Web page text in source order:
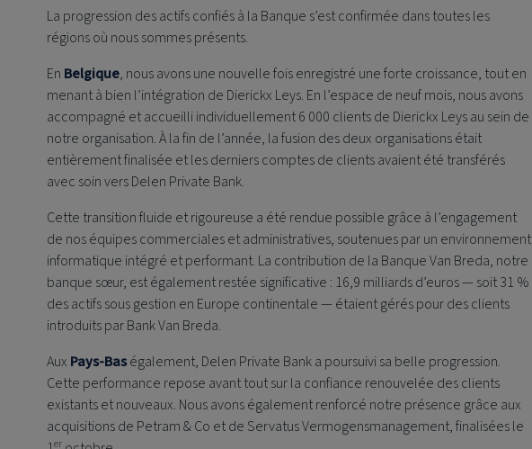
La progression des actifs confiés à la Banque s’est confirmée dans toutes les
régions où nous sommes présents.
En Belgique, nous avons une nouvelle fois enregistré une forte croissance, tout en
menant à bien l’intégration de Dierickx Leys. En l’espace de neuf mois, nous avons
accompagné et accueilli individuellement 6 000 clients de Dierickx Leys au sein de
notre organisation. À la fin de l’année, la fusion des deux organisations était
entièrement finalisée et les derniers comptes de clients avaient été transférés
avec soin versDelen Private Bank.
Cette transition fluide et rigoureuse a été rendue possible grâce à l’engagement
de nos équipes commerciales et administratives, soutenues par un environnement
informatique intégré et performant. La contribution de la Banque Van Breda, notre
banque sœur, est également restée significative : 16,9 milliards d’euros — soit 31 %
des actifs sous gestion en Europe continentale — étaient gérés pour des clients
introduits par Bank Van Breda.
Aux Pays-Baségalement, Delen Private Banka poursuivi sa belle progression.
Cette performance repose avant tout sur la confiance renouvelée des clients
existants et nouveaux. Nous avons également renforcé notre présence grâce aux
acquisitions de Petram & Co et de Servatus Vermogensmanagement, finalisées le
er